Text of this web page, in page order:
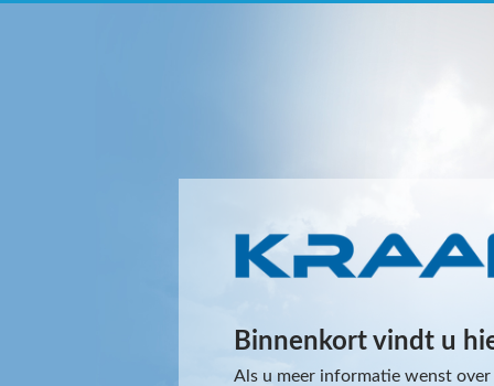
Binnenkort vindt u
Als u meer informatie wenst